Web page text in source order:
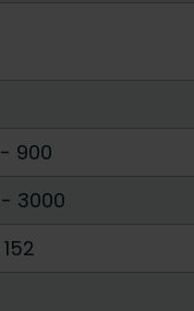
- 900
- 3000
152